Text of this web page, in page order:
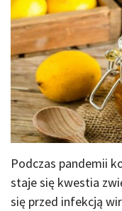
Podczas pandemii
staje się kwestia
się przed infekcją